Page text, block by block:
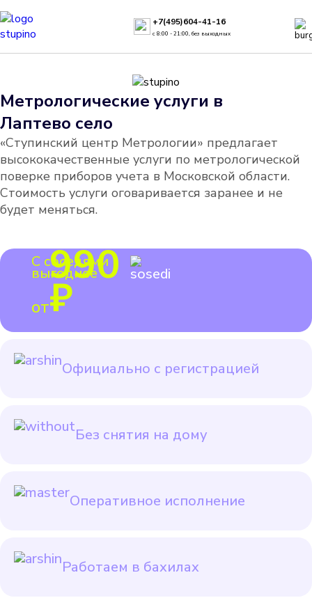
+7(495)604-41-16
с 8:00 - 21:00, без выходных
Метрологические услуги в
Лаптево село
«Ступинский центр Метрологии» предлагает
высококачественные услуги по метрологической
поверке приборов учета в Московской области.
Стоимость услуги оговаривается заранее и не
будет меняться.
С соседями
выгоднее
от
990
₽
Официально с регистрацией
Без снятия на дому
Оперативное исполнение
Работаем в бахилах